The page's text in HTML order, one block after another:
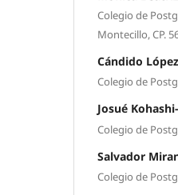
Colegio de
Montecillo, CP.
Cándido
Colegio de
Josué
Colegio de
Salvador
Colegio de